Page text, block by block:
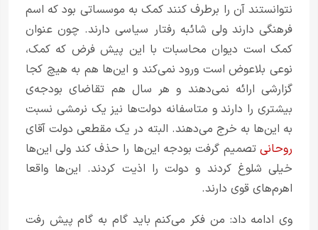
نتوانستند آن را برطرف کنند کمک به موسساتی بود که اسم
فرهنگی دارند ولی شائبه رفتار سیاسی دارند. چون عنوان
کمک است دیوان محاسبات با این پیش فرض که کمک،
نوعی بلاعوض است ورود نمی‌کند و این‌ها هم به هیچ کجا
گزارشی ارائه نمی‌دهند و هر سال هم تقاضای بودجه‌ی
بیشتری را دارند و متاسفانه دولت‌ها نیز یک نرمشی نسبت
به این‌ها به خرج می‌دهند. البته در یک مقطعی دولت آقای
روحانی تصمیم گرفت بودجه این‌ها را حذف کند ولی این‌ها
خیلی شلوغ کردند و دولت را اذیت کردند. این‌ها واقعا
اهرم‌های قوی دارند.
وی ادامه داد: من فکر می‌کنم باید گام به گام پیش رفت